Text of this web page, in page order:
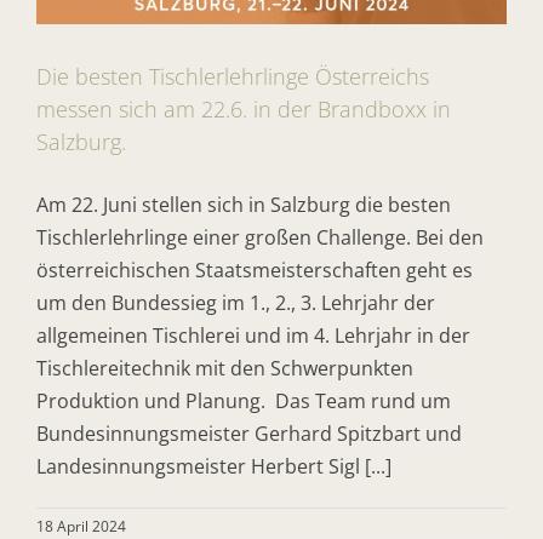
Die besten Tischlerlehrlinge Österreichs
messen sich am 22.6. in der Brandboxx in
Salzburg.
Am 22. Juni stellen sich in Salzburg die besten
Tischlerlehrlinge einer großen Challenge. Bei den
österreichischen Staatsmeisterschaften geht es
um den Bundessieg im 1., 2., 3. Lehrjahr der
allgemeinen Tischlerei und im 4. Lehrjahr in der
Tischlereitechnik mit den Schwerpunkten
Produktion und Planung. Das Team rund um
Bundesinnungsmeister Gerhard Spitzbart und
Landesinnungsmeister Herbert Sigl [...]
18 April 2024